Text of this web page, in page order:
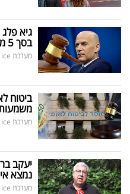
גיא
בסך 5 מיליון שקל
מערכת ice
ביטוח
מערכת ice
נמצא
מערכת ice